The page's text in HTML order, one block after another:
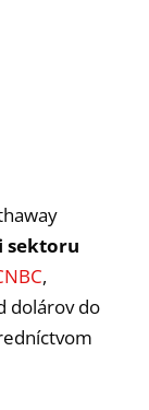
sektoru
,
dolárov do